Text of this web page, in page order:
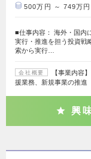
500万円 ～ 749万円
■仕事内容： 海外・国内
実行・推進を担う投資戦
索から実行…
会社概要
【事業内容
援業務、新規事業の推進
興